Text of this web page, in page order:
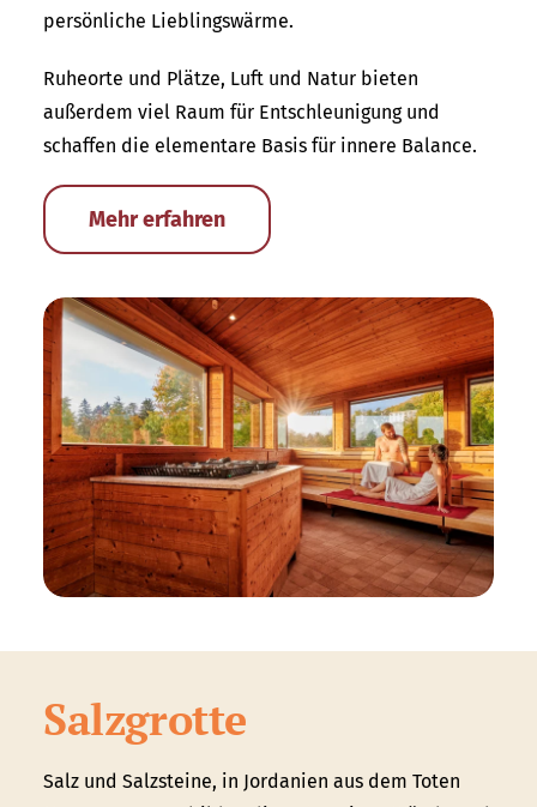
persönliche Lieblingswärme.
Ruheorte und Plätze, Luft und Natur bieten
außerdem viel Raum für Entschleunigung und
schaffen die elementare Basis für innere Balance.
Mehr erfahren
Salzgrotte
Salz und Salzsteine, in Jordanien aus dem Toten